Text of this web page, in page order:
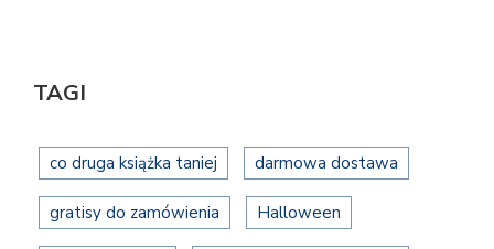
TAGI
co druga książka taniej darmowa dostawa
gratisy do zamówienia Halloween